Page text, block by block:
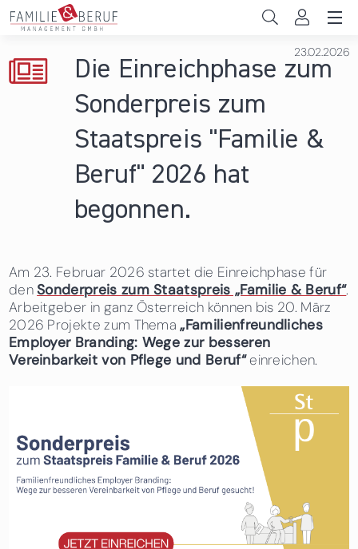
Direkt zum Inhalt
Hochschulen
Persönliche Vereinbarkeit
Das sind wir
Die Einreichphase zum
Sonderpreis zum
Staatspreis "Familie &
Beruf" 2026 hat
begonnen.
23.02.2026
Am 23. Februar 2026 startet die Einreichphase für
denSonderpreis zum Staatspreis „Familie & Beruf“.
Arbeitgeber in ganz Österreich können bis 20. März
2026 Projekte zum Thema„Familienfreundliches
Employer Branding: Wege zur besseren
Vereinbarkeit von Pflege und Beruf“einreichen.